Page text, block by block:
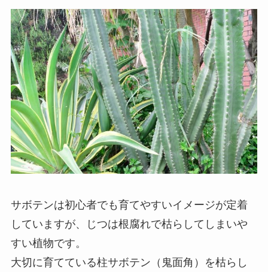
サボテンは初心者でも育てやすいイメージが定着
していますが、じつは根腐れで枯らしてしまいや
すい植物です。
大切に育てている柱サボテン（鬼面角）を枯らし